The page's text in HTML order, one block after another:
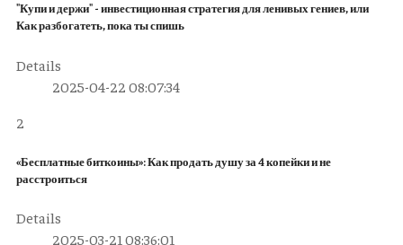
"Купи и держи" - инвестиционная стратегия для ленивых гениев, или
Как разбогатеть, пока ты спишь
Details
2025-04-22 08:07:34
2
«Бесплатные биткоины»: Как продать душу за 4 копейки и не
расстроиться
Details
2025-03-21 08:36:01